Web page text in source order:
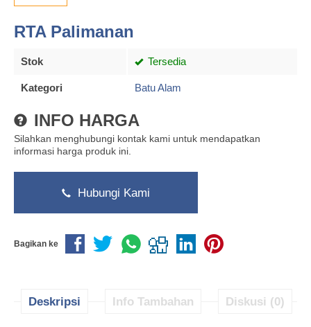
RTA Palimanan
Stok Tersedia
Kategori Batu Alam
INFO HARGA
Silahkan menghubungi kontak kami untuk mendapatkan
informasi harga produk ini.
Hubungi Kami
Bagikan ke
Deskripsi Info Tambahan Diskusi (0)